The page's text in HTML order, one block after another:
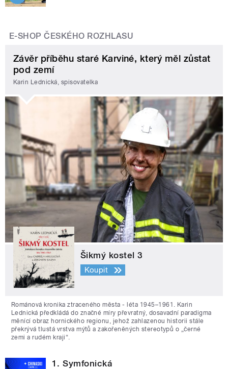
E-SHOP ČESKÉHO ROZHLASU
Závěr příběhu staré Karviné, který měl zůstat
pod zemí
Karin Lednická, spisovatelka
Šikmý kostel 3
Koupit
Románová kronika ztraceného města - léta 1945–1961. Karin
Lednická předkládá do značné míry převratný, dosavadní paradigma
měnící obraz hornického regionu, jehož zahlazenou historii stále
překrývá tlustá vrstva mýtů a zakořeněných stereotypů o „černé
zemi a rudém kraji“.
1. Symfonická